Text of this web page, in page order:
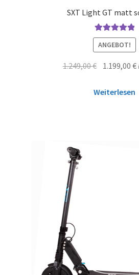
SXT Light GT matt
Bewertet mit
5.00von 5
ANGEBOT!
1.249,00€ 1.199,00€
Weiterlesen